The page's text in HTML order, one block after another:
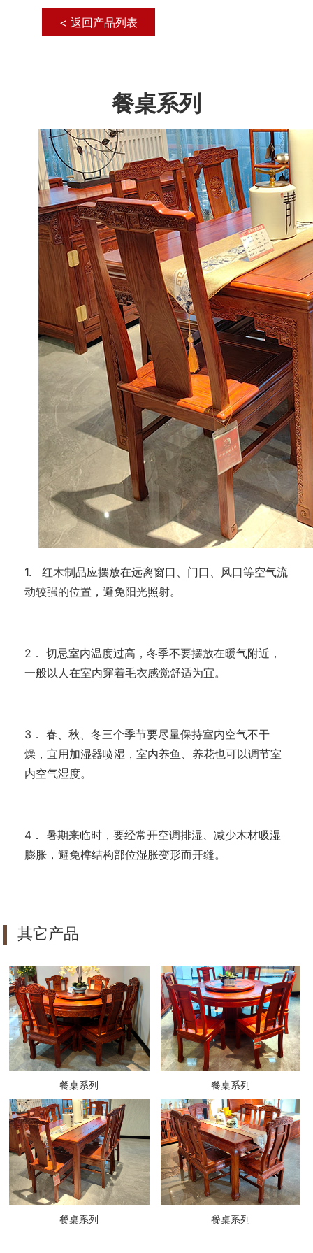
< 返回产品列表
餐桌系列
1. 红木制品应摆放在远离窗口、门口、风口等空气流
动较强的位置，避免阳光照射。
2． 切忌室内温度过高，冬季不要摆放在暖气附近，
一般以人在室内穿着毛衣感觉舒适为宜。
3． 春、秋、冬三个季节要尽量保持室内空气不干
燥，宜用加湿器喷湿，室内养鱼、养花也可以调节室
内空气湿度。
4． 暑期来临时，要经常开空调排湿、减少木材吸湿
膨胀，避免榫结构部位湿胀变形而开缝。
其它产品
餐桌系列 餐桌系列
餐桌系列 餐桌系列